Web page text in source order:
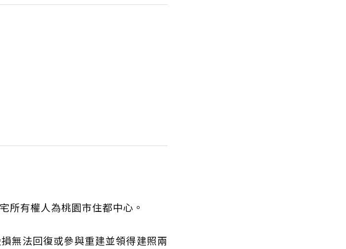
所有權人為桃園市住都中心。
無法回復或參與重建並領得建照兩